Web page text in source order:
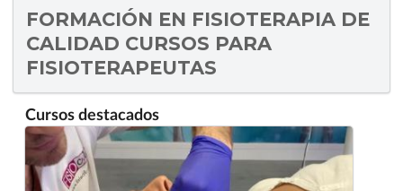
FORMACIÓN EN FISIOTERAPIA DE
CALIDAD CURSOS PARA
FISIOTERAPEUTAS
Cursos destacados